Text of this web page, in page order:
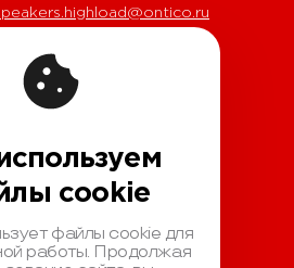
персональных данных
данных
с Авторомcookie
файлы cookie для
работы. Продолжая